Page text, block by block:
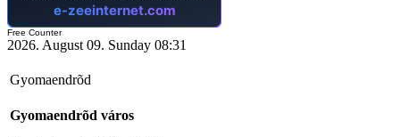
Free Counter
2026. August 09. Sunday 08:31
Gyomaendrõd
Gyomaendrõd város